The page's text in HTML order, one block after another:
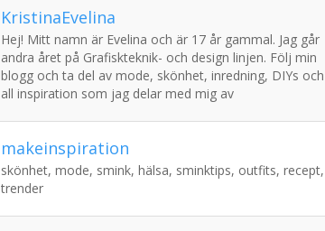
KristinaEvelina
Hej! Mitt namn är Evelina och är 17 år gammal. Jag går
andra året på Grafiskteknik- och design linjen. Följ min
blogg och ta del av mode, skönhet, inredning, DIYs och
all inspiration som jag delar med mig av
makeinspiration
skönhet, mode, smink, hälsa, sminktips, outfits, recept,
trender